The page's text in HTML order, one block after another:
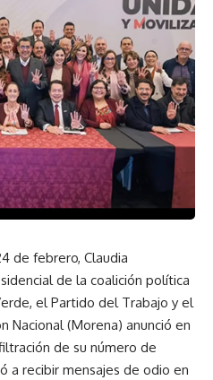
de febrero, Claudia
de la coalición política
el Partido del Trabajo y el
Nacional (Morena) anunció en
de su número de
a recibir mensajes de odio en